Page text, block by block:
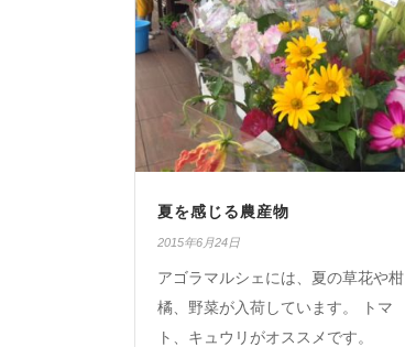
夏を感じる農産物
2015年6月24日
アゴラマルシェには、夏の草花や柑
橘、野菜が入荷しています。 トマ
ト、キュウリがオススメです。